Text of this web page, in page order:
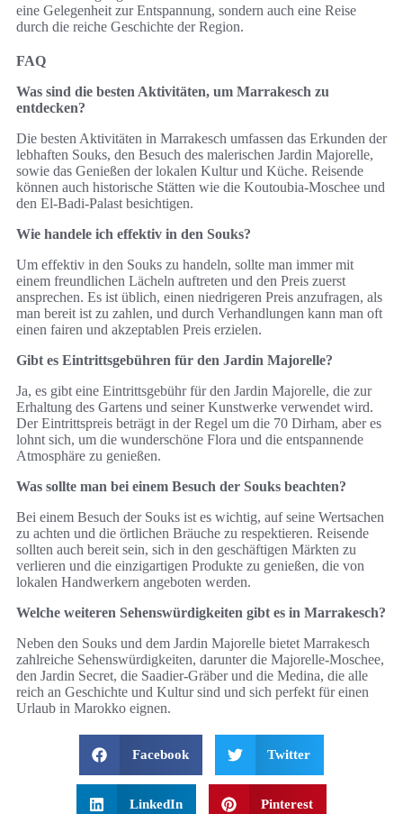
eine Gelegenheit zur Entspannung, sondern auch eine Reise
durch die reiche Geschichte der Region.
FAQ
Was sind die besten Aktivitäten, um Marrakesch zu
entdecken?
Die besten Aktivitäten in Marrakesch umfassen das Erkunden der
lebhaften Souks, den Besuch des malerischen Jardin Majorelle,
sowie das Genießen der lokalen Kultur und Küche. Reisende
können auch historische Stätten wie die Koutoubia-Moschee und
den El-Badi-Palast besichtigen.
Wie handele ich effektiv in den Souks?
Um effektiv in den Souks zu handeln, sollte man immer mit
einem freundlichen Lächeln auftreten und den Preis zuerst
ansprechen. Es ist üblich, einen niedrigeren Preis anzufragen, als
man bereit ist zu zahlen, und durch Verhandlungen kann man oft
einen fairen und akzeptablen Preis erzielen.
Gibt es Eintrittsgebühren für den Jardin Majorelle?
Ja, es gibt eine Eintrittsgebühr für den Jardin Majorelle, die zur
Erhaltung des Gartens und seiner Kunstwerke verwendet wird.
Der Eintrittspreis beträgt in der Regel um die 70 Dirham, aber es
lohnt sich, um die wunderschöne Flora und die entspannende
Atmosphäre zu genießen.
Was sollte man bei einem Besuch der Souks beachten?
Bei einem Besuch der Souks ist es wichtig, auf seine Wertsachen
zu achten und die örtlichen Bräuche zu respektieren. Reisende
sollten auch bereit sein, sich in den geschäftigen Märkten zu
verlieren und die einzigartigen Produkte zu genießen, die von
lokalen Handwerkern angeboten werden.
Welche weiteren Sehenswürdigkeiten gibt es in Marrakesch?
Neben den Souks und dem Jardin Majorelle bietet Marrakesch
zahlreiche Sehenswürdigkeiten, darunter die Majorelle-Moschee,
den Jardin Secret, die Saadier-Gräber und die Medina, die alle
reich an Geschichte und Kultur sind und sich perfekt für einen
Urlaub in Marokko eignen.
Facebook Twitter
LinkedIn Pinterest